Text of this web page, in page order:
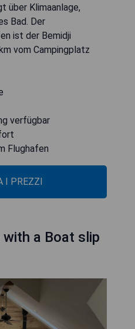
über Klimaanlage,
Bad. Der
ist der Bemidji
vom Campingplatz
verfügbar
Flughafen
I PREZZI
with a Boat slip